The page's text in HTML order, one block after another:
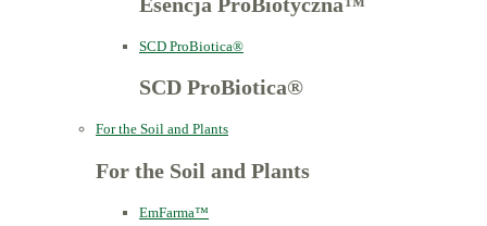
Esencja ProBiotyczna™
SCD ProBiotica®
SCD ProBiotica®
For the Soil and Plants
For the Soil and Plants
EmFarma™